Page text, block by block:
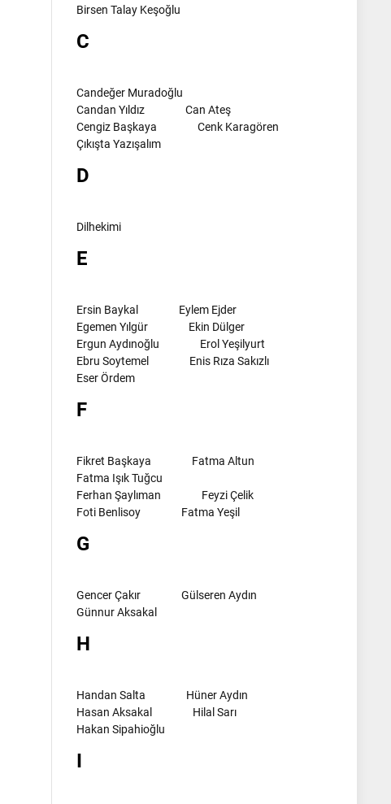
Birsen Talay Keşoğlu
C
Candeğer Muradoğlu
Candan Yıldız
Can Ateş
Cengiz Başkaya
Cenk Karagören
Çıkışta Yazışalım
D
Dilhekimi
E
Ersin Baykal
Eylem Ejder
Egemen Yılgür
Ekin Dülger
Ergun Aydınoğlu
Erol Yeşilyurt
Ebru Soytemel
Enis Rıza Sakızlı
Eser Ördem
F
Fikret Başkaya
Fatma Altun
Fatma Işık Tuğcu
Ferhan Şaylıman
Feyzi Çelik
Foti Benlisoy
Fatma Yeşil
G
Gencer Çakır
Gülseren Aydın
Günnur Aksakal
H
Handan Salta
Hüner Aydın
Hasan Aksakal
Hilal Sarı
Hakan Sipahioğlu
I